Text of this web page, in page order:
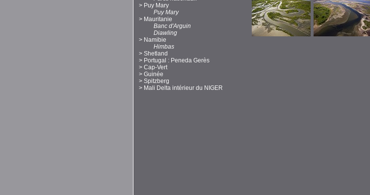
> Puy Mary
Puy Mary
> Mauritanie
Banc d'Arguin
Diawling
> Namibie
Himbas
> Shetland
> Portugal : Peneda Gerès
> Cap-Vert
> Guinée
> Spitzberg
> Mali Delta intérieur du NIGER